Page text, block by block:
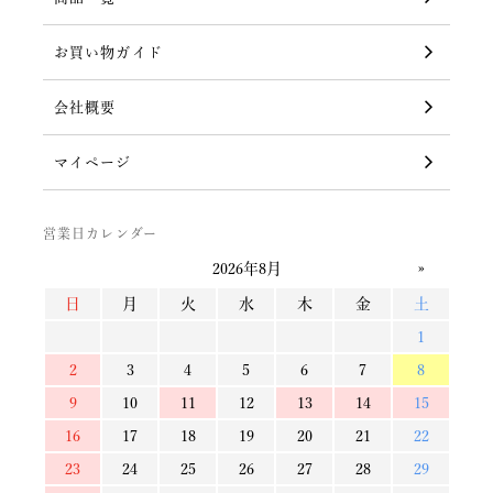
お買い物ガイド
会社概要
マイページ
営業日カレンダー